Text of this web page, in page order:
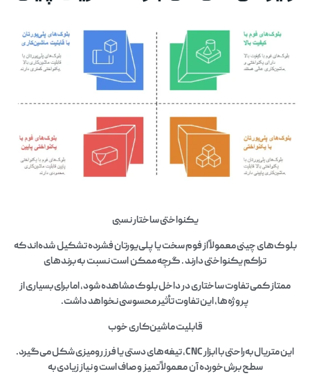
یکنواختی ساختار نسبی
بلوک‌های چینی معمولاً از فوم سخت یا پلی‌یورتان فشرده تشکیل شده‌اند که
تراکم یکنواختی دارند . گرچه ممکن است نسبت به برندهای
ممتاز کمی تفاوت ساختاری در داخل بلوک مشاهده شود، اما برای بسیاری از
پروژه‌ها، این تفاوت تأثیر محسوسی نخواهد داشت.
قابلیت ماشین‌کاری خوب
این متریال به‌راحتی با ابزار CNC، تیغه‌های دستی یا فرز رومیزی شکل می‌گیرد.
سطح برش‌خورده آن معمولاً تمیز و صاف است و نیاز زیادی به